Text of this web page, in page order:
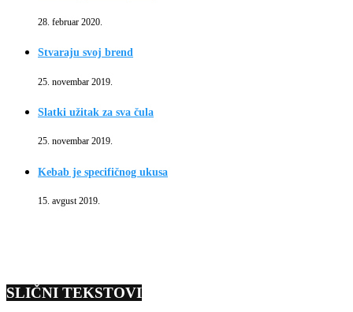
28. februar 2020.
Stvaraju svoj brend
25. novembar 2019.
Slatki užitak za sva čula
25. novembar 2019.
Kebab je specifičnog ukusa
15. avgust 2019.
SLIČNI TEKSTOVI